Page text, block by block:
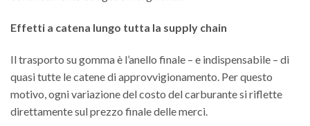
Effetti a catena lungo tutta la supply chain
Il trasporto su gomma è l’anello finale – e indispensabile – di
quasi tutte le catene di approvvigionamento. Per questo
motivo, ogni variazione del costo del carburante si riflette
direttamente sul prezzo finale delle merci.